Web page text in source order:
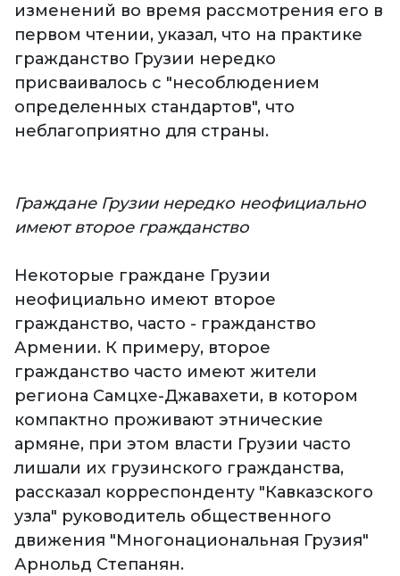
изменений во время рассмотрения его в
первом чтении, указал, что на практике
гражданство Грузии нередко
присваивалось с "несоблюдением
определенных стандартов", что
неблагоприятно для страны.
Граждане Грузии нередко неофициально
имеют второе гражданство
Некоторые граждане Грузии
неофициально имеют второе
гражданство, часто - гражданство
Армении. К примеру, второе
гражданство часто имеют жители
региона Самцхе-Джавахети, в котором
компактно проживают этнические
армяне, при этом власти Грузии часто
лишали их грузинского гражданства,
рассказал корреспонденту "Кавказского
узла" руководитель общественного
движения "Многонациональная Грузия"
Арнольд Степанян.